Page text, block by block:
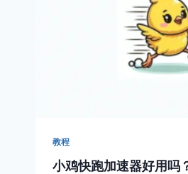
教程
小鸡快跑加速器好用吗